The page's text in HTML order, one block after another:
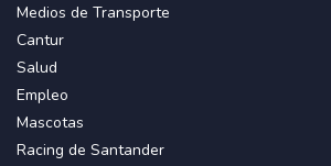
Medios de Transporte
Cantur
Salud
Empleo
Mascotas
Racing de Santander